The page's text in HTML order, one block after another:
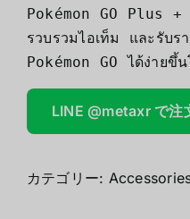
Pokémon GO Plus +
รวบรวมไอเท็ม และรับ
Pokémon GO ได้ง่ายขึ้
LINE @metaxr で注
カテゴリー: